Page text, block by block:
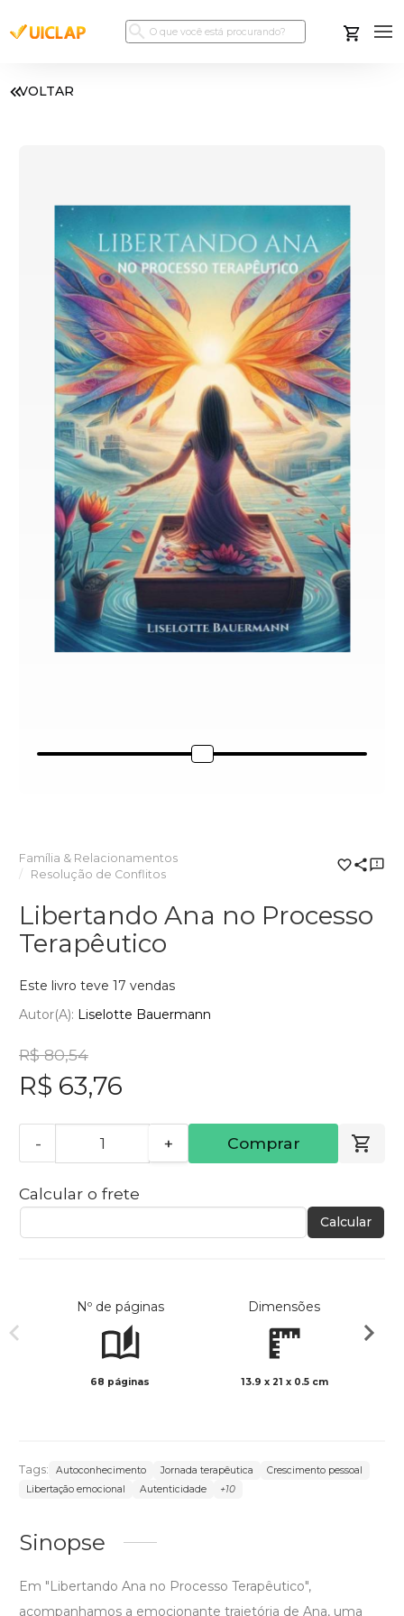
VOLTAR
Família & Relacionamentos
Resolução de Conflitos
Libertando Ana no Processo
Terapêutico
Este livro teve 17 vendas
Autor(a): Liselotte Bauermann
R$ 80,54
R$ 63,76
- + Comprar
Calcular o frete
Calcular
Nº de páginas
68 páginas
Dimensões
13.9 x 21 x 0.5 cm
Tags: Autoconhecimento Jornada terapêutica
Crescimento pessoal
Libertação emocional
Autenticidade +10
Sinopse
Em "Libertando Ana no Processo Terapêutico",
acompanhamos a emocionante trajetória de Ana, uma